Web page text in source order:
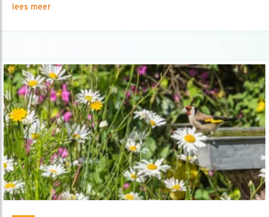
lees meer